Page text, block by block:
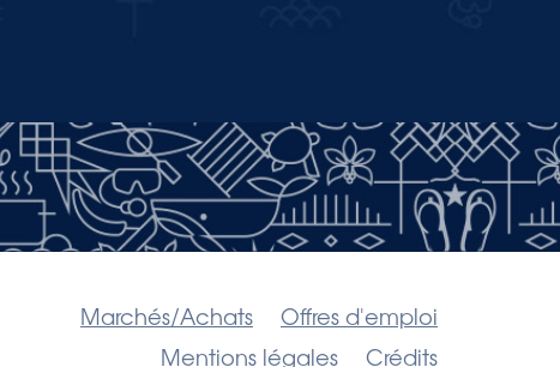
Marchés/Achats
Offres d'emploi
Mentions légales
Crédits